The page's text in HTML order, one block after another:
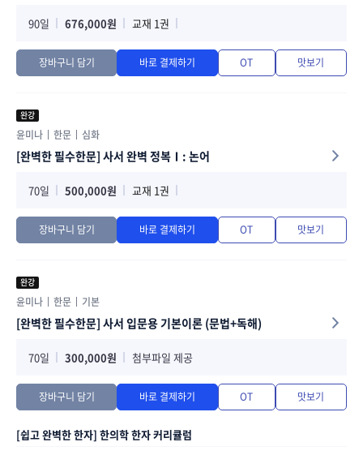
90일 676,000원 교재 1권
장바구니 담기 바로 결제하기 OT 맛보기
완강
윤미나 한문 심화
[완벽한 필수한문] 사서 완벽 정복Ⅰ: 논어
70일 500,000원 교재 1권
장바구니 담기 바로 결제하기 OT 맛보기
완강
윤미나 한문 기본
[완벽한 필수한문] 사서 입문용 기본이론 (문법+독해)
70일 300,000원 첨부파일 제공
장바구니 담기 바로 결제하기 OT 맛보기
[쉽고 완벽한 한자] 한의학 한자 커리큘럼